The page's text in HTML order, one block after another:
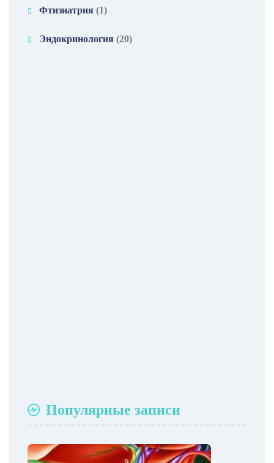
Фтизиатрия (1)
Эндокринология (20)
Популярные записи